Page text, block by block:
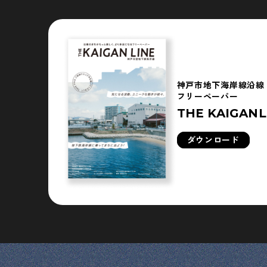
神戸市地下海岸線沿線
フリーペーパー
THE
ダウンロード